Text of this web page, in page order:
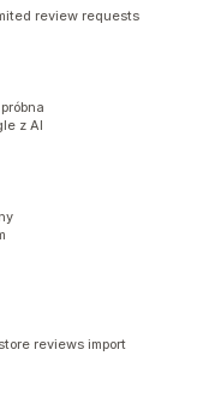
review requests
z AI
reviews import